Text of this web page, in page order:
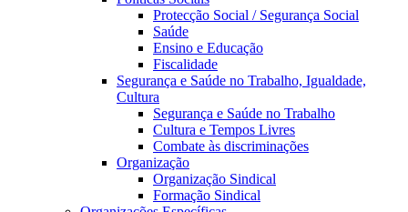
Protecção Social / Segurança Social
Saúde
Ensino e Educação
Fiscalidade
Segurança e Saúde no Trabalho, Igualdade,
Cultura
Segurança e Saúde no Trabalho
Cultura e Tempos Livres
Combate às discriminações
Organização
Organização Sindical
Formação Sindical